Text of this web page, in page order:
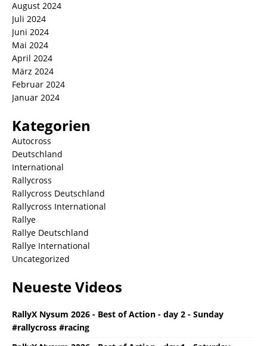
August 2024
Juli 2024
Juni 2024
Mai 2024
April 2024
März 2024
Februar 2024
Januar 2024
Kategorien
Autocross
Deutschland
International
Rallycross
Rallycross Deutschland
Rallycross International
Rallye
Rallye Deutschland
Rallye International
Uncategorized
Neueste Videos
RallyX Nysum 2026 - Best of Action - day 2 - Sunday
#rallycross #racing